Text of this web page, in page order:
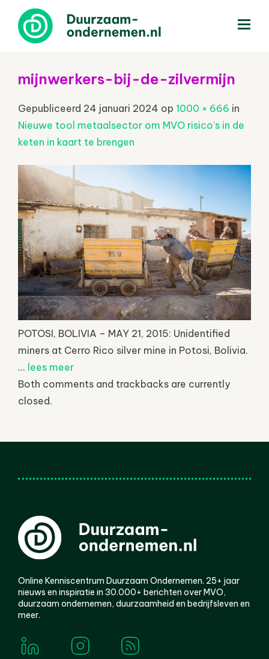
mijnwerkers-bij-de-zilvermijn
Gepubliceerd 24 januari 2024 op 1000 × 666 in
Nieuwe tool metaalsector om MVO risico’s in de
keten in kaart te brengen
POTOSI, BOLIVIA – MAY 21, 2015: Unidentified
miners at Cerro Rico silver mine in Potosi, Bolivia.
... lees meer
Both comments and trackbacks are currently
closed.
Online Kenniscentrum Duurzaam Ondernemen. 25+ jaar
nieuws en inspiratie in 30.000+ berichten over MVO,
duurzaam ondernemen, duurzaamheid en bedrijfsleven en
meer.